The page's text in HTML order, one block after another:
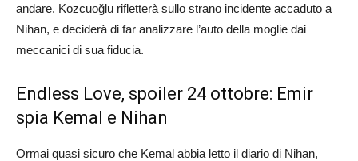
andare. Kozcuoğlu rifletterà sullo strano incidente accaduto a
Nihan, e deciderà di far analizzare l’auto della moglie dai
meccanici di sua fiducia.
Endless Love, spoiler 24 ottobre: Emir
spia Kemal e Nihan
Ormai quasi sicuro che Kemal abbia letto il diario di Nihan,